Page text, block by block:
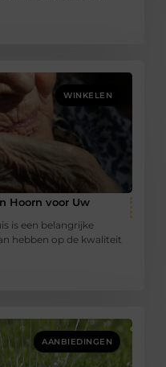
WINKELEN
Hoorn voor Uw
is een belangrijke
hebben op de kwaliteit
AANBIEDINGEN